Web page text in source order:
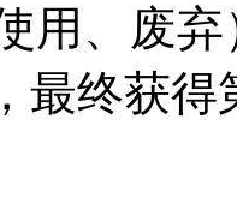
用、废
最终获